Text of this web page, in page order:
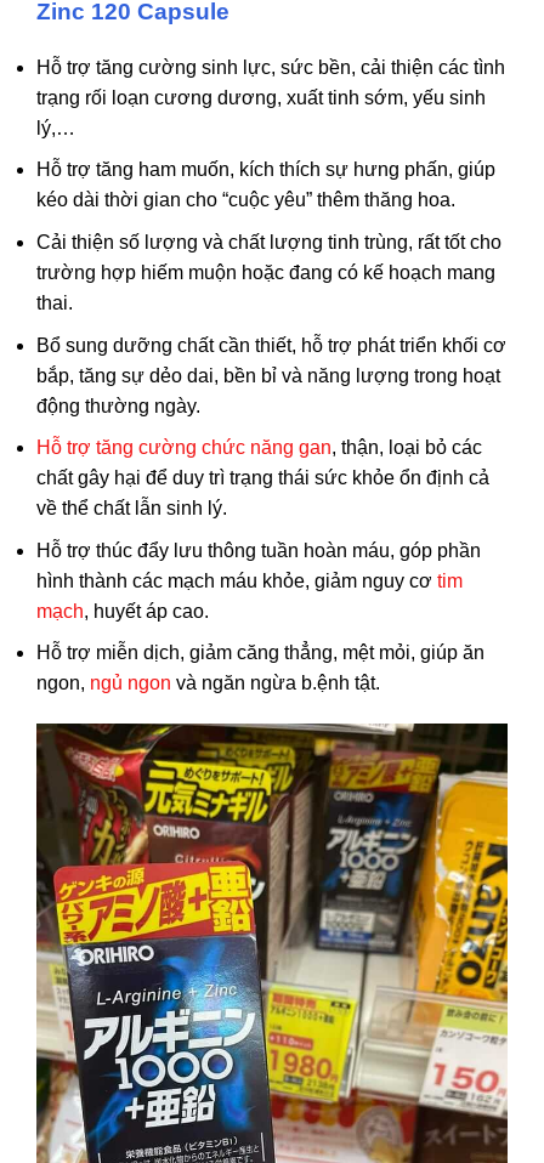
Zinc 120 Capsule
Hỗ trợ tăng cường sinh lực, sức bền, cải thiện các tình
trạng rối loạn cương dương, xuất tinh sớm, yếu sinh
lý,…
Hỗ trợ tăng ham muốn, kích thích sự hưng phấn, giúp
kéo dài thời gian cho “cuộc yêu” thêm thăng hoa.
Cải thiện số lượng và chất lượng tinh trùng, rất tốt cho
trường hợp hiếm muộn hoặc đang có kế hoạch mang
thai.
Bổ sung dưỡng chất cần thiết, hỗ trợ phát triển khối cơ
bắp, tăng sự dẻo dai, bền bỉ và năng lượng trong hoạt
động thường ngày.
Hỗ trợ tăng cường chức năng gan, thận, loại bỏ các
chất gây hại để duy trì trạng thái sức khỏe ổn định cả
về thể chất lẫn sinh lý.
Hỗ trợ thúc đẩy lưu thông tuần hoàn máu, góp phần
hình thành các mạch máu khỏe, giảm nguy cơ tim
mạch, huyết áp cao.
Hỗ trợ miễn dịch, giảm căng thẳng, mệt mỏi, giúp ăn
ngon, ngủ ngon và ngăn ngừa b.ệnh tật.